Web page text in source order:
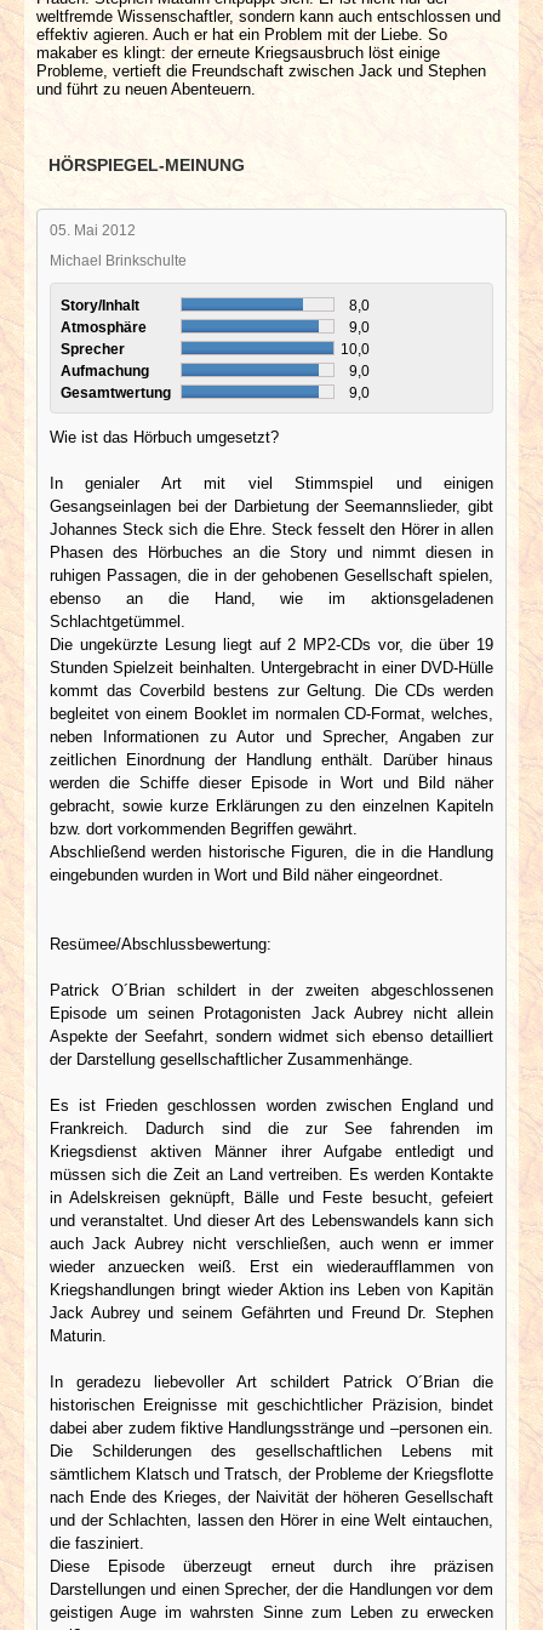
weltfremde Wissenschaftler, sondern kann auch entschlossen und
effektiv agieren. Auch er hat ein Problem mit der Liebe. So
makaber es klingt: der erneute Kriegsausbruch löst einige
Probleme, vertieft die Freundschaft zwischen Jack und Stephen
und führt zu neuen Abenteuern.
HÖRSPIEGEL-MEINUNG
05. Mai 2012
Michael Brinkschulte
Story/Inhalt
8,0
Atmosphäre
9,0
Sprecher
10,0
Aufmachung
9,0
Gesamtwertung
9,0
Wie ist das Hörbuch umgesetzt?
In genialer Art mit viel Stimmspiel und einigen
Gesangseinlagen bei der Darbietung der Seemannslieder, gibt
Johannes Steck sich die Ehre. Steck fesselt den Hörer in allen
Phasen des Hörbuches an die Story und nimmt diesen in
ruhigen Passagen, die in der gehobenen Gesellschaft spielen,
ebenso an die Hand, wie im aktionsgeladenen
Schlachtgetümmel.
Die ungekürzte Lesung liegt auf 2 MP2-CDs vor, die über 19
Stunden Spielzeit beinhalten. Untergebracht in einer DVD-Hülle
kommt das Coverbild bestens zur Geltung. Die CDs werden
begleitet von einem Booklet im normalen CD-Format, welches,
neben Informationen zu Autor und Sprecher, Angaben zur
zeitlichen Einordnung der Handlung enthält. Darüber hinaus
werden die Schiffe dieser Episode in Wort und Bild näher
gebracht, sowie kurze Erklärungen zu den einzelnen Kapiteln
bzw. dort vorkommenden Begriffen gewährt.
Abschließend werden historische Figuren, die in die Handlung
eingebunden wurden in Wort und Bild näher eingeordnet.
Resümee/Abschlussbewertung:
Patrick O´Brian schildert in der zweiten abgeschlossenen
Episode um seinen Protagonisten Jack Aubrey nicht allein
Aspekte der Seefahrt, sondern widmet sich ebenso detailliert
der Darstellung gesellschaftlicher Zusammenhänge.
Es ist Frieden geschlossen worden zwischen England und
Frankreich. Dadurch sind die zur See fahrenden im
Kriegsdienst aktiven Männer ihrer Aufgabe entledigt und
müssen sich die Zeit an Land vertreiben. Es werden Kontakte
in Adelskreisen geknüpft, Bälle und Feste besucht, gefeiert
und veranstaltet. Und dieser Art des Lebenswandels kann sich
auch Jack Aubrey nicht verschließen, auch wenn er immer
wieder anzuecken weiß. Erst ein wiederaufflammen von
Kriegshandlungen bringt wieder Aktion ins Leben von Kapitän
Jack Aubrey und seinem Gefährten und Freund Dr. Stephen
Maturin.
In geradezu liebevoller Art schildert Patrick O´Brian die
historischen Ereignisse mit geschichtlicher Präzision, bindet
dabei aber zudem fiktive Handlungsstränge und –personen ein.
Die Schilderungen des gesellschaftlichen Lebens mit
sämtlichem Klatsch und Tratsch, der Probleme der Kriegsflotte
nach Ende des Krieges, der Naivität der höheren Gesellschaft
und der Schlachten, lassen den Hörer in eine Welt eintauchen,
die fasziniert.
Diese Episode überzeugt erneut durch ihre präzisen
Darstellungen und einen Sprecher, der die Handlungen vor dem
geistigen Auge im wahrsten Sinne zum Leben zu erwecken